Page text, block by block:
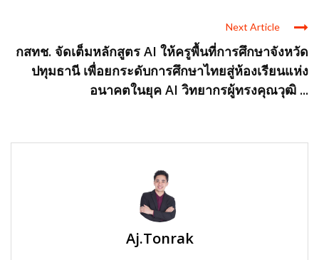
Next Article
กสทช. จัดเต็มหลักสูตร AI ให้ครูพื้นที่การศึกษาจังหวัด
ปทุมธานี เพื่อยกระดับการศึกษาไทยสู่ห้องเรียนแห่ง
อนาคตในยุค AI วิทยากรผู้ทรงคุณวุฒิ ...
Aj.Tonrak